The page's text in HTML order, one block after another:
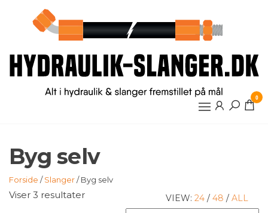
0
Byg selv
Forside /Slanger/ Byg selv
VIEW: 24 / 48 / ALL
Viser 3 resultater